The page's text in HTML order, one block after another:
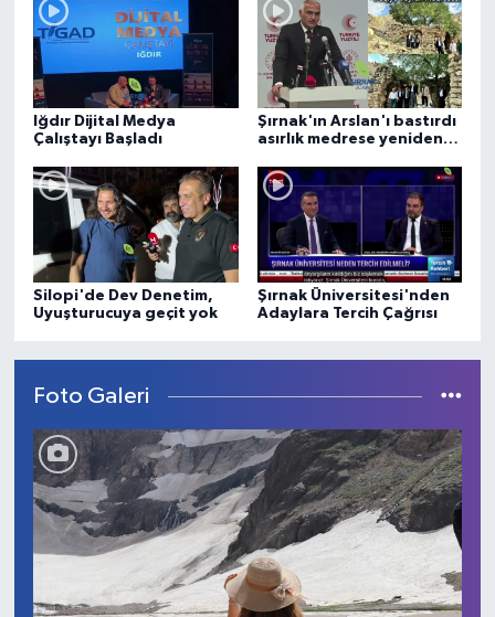
Iğdır Dijital Medya
Çalıştayı Başladı
Şırnak'ın Arslan'ı bastırdı
asırlık medrese yeniden
Silopi'de Dev Denetim,
Uyuşturucuya geçit yok
Şırnak Üniversitesi'nden
Adaylara Tercih Çağrısı
Foto Galeri